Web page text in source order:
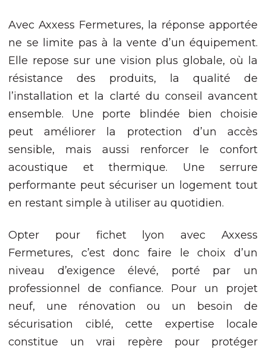
Avec Axxess Fermetures, la réponse apportée
ne se limite pas à la vente d’un équipement.
Elle repose sur une vision plus globale, où la
résistance des produits, la qualité de
l’installation et la clarté du conseil avancent
ensemble. Une porte blindée bien choisie
peut améliorer la protection d’un accès
sensible, mais aussi renforcer le confort
acoustique et thermique. Une serrure
performante peut sécuriser un logement tout
en restant simple à utiliser au quotidien.
Opter pour fichet lyon avec Axxess
Fermetures, c’est donc faire le choix d’un
niveau d’exigence élevé, porté par un
professionnel de confiance. Pour un projet
neuf, une rénovation ou un besoin de
sécurisation ciblé, cette expertise locale
constitue un vrai repère pour protéger